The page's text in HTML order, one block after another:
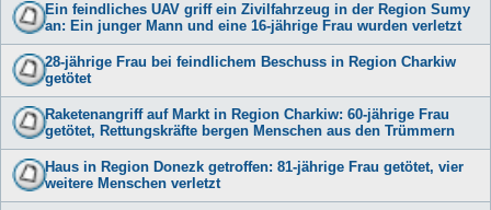
Ein feindliches UAV griff ein Zivilfahrzeug in der Region Sumy
an: Ein junger Mann und eine 16-jährige Frau wurden verletzt
28-jährige Frau bei feindlichem Beschuss in Region Charkiw
getötet
Raketenangriff auf Markt in Region Charkiw: 60-jährige Frau
getötet, Rettungskräfte bergen Menschen aus den Trümmern
Haus in Region Donezk getroffen: 81-jährige Frau getötet, vier
weitere Menschen verletzt